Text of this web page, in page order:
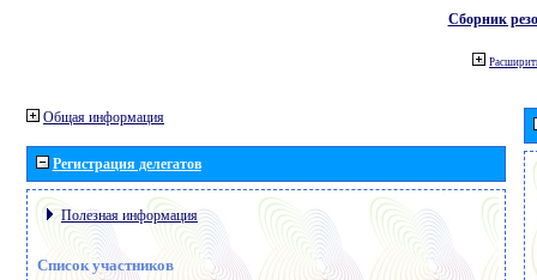
Сборник
Общая информация
Регистрация делегатов
Полезная информация
Список участников